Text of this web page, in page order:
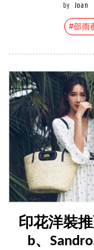
by Joan
#邵雨
印花洋裝推
b、